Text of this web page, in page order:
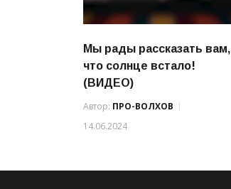
Мы рады рассказать вам,
что солнце встало!
(ВИДЕО)
Автор: ПРО-ВОЛХОВ
14.06.2024